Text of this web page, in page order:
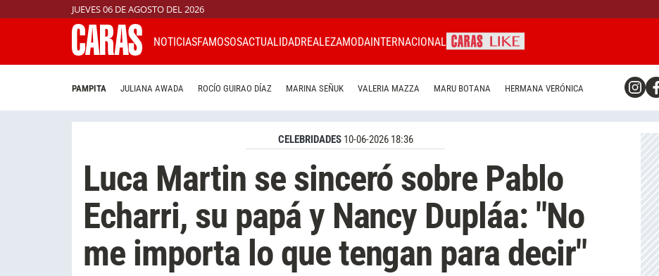
JUEVES 06 DE AGOSTO DEL 2026
NOTICIASFAMOSOSACTUALIDADREALEZAMODAINTERNACIONAL
PAMPITA JULIANA AWADA ROCÍO GUIRAO DÍAZ MARINA SEÑUK VALERIA MAZZA MARU BOTANA HERMANA VERÓNICA
CELEBRIDADES 10-06-2026 18:36
Luca Martin se sinceró sobre Pablo
Echarri, su papá y Nancy Dupláa: "No
me importa lo que tengan para decir"